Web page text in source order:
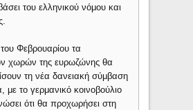
του ελληνικού νόμου και
Φεβρουαρίου τα
χωρών της ευρωζώνης θα
τη νέα δανειακή σύμβαση
με το γερμανικό κοινοβούλιο
ότι θα προχωρήσει στη